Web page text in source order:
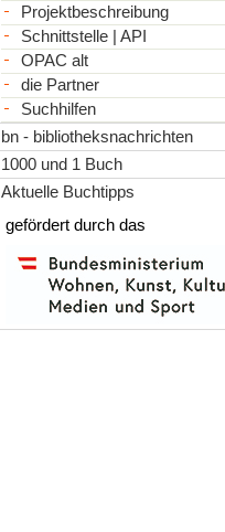
Projektbeschreibung
Schnittstelle | API
OPAC alt
die Partner
Suchhilfen
bn - bibliotheksnachrichten
1000 und 1 Buch
Aktuelle Buchtipps
gefördert durch das